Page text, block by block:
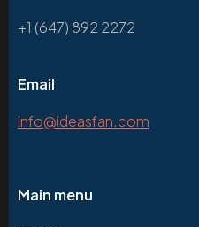
+1 (647) 892 2272
Email
info@ideasfan.com
Main menu